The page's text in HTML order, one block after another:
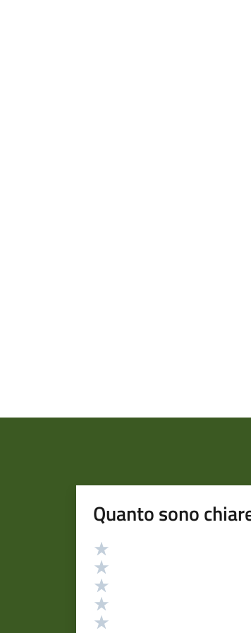
Quanto sono
Valutazione